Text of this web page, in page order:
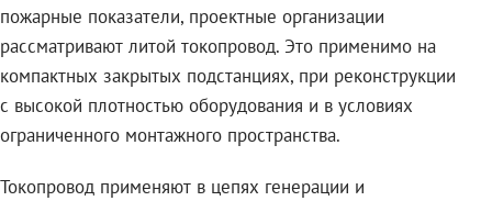
пожарные показатели, проектные организации
рассматривают литой токопровод. Это применимо на
компактных закрытых подстанциях, при реконструкции
с высокой плотностью оборудования и в условиях
ограниченного монтажного пространства.
Токопровод применяют в цепях генерации и